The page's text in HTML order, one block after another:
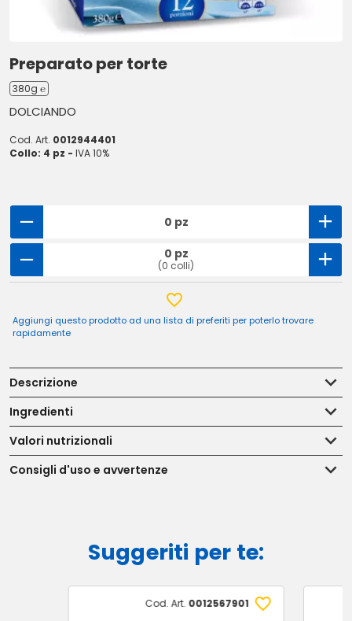
Preparato per torte
380g ℮
DOLCIANDO
Cod. Art. 0012944401
Collo: 4 pz - IVA 10%
0 pz
0 pz
(0 colli)
Aggiungi questo prodotto ad una lista di preferiti per poterlo trovare
rapidamente
Descrizione
Ingredienti
Valori nutrizionali
Consigli d'uso e avvertenze
Suggeriti per te:
Cod. Art. 0012567901